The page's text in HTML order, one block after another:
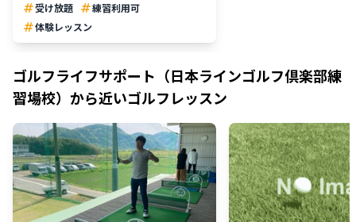
受け放題
練習利用可
体験レッスン
ゴルフライフサポート（日本ラインゴルフ倶楽部練
習場校） から近いゴルフレッスン